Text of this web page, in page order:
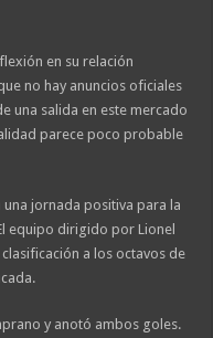
en su relación
no hay anuncios oficiales
una salida en este mercado
parece poco probable
jornada positiva para la
equipo dirigido por Lionel
a los octavos de
y anotó ambos goles.